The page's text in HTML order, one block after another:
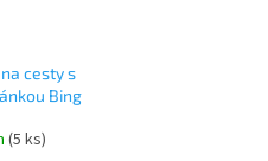
cesty s
Bing
(5 ks)